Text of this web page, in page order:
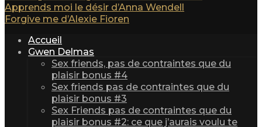
Apprends moi le désir d’Anna Wendell
Forgive me d’Alexie Fioren
Accueil
Gwen Delmas
Sex friends, pas de contraintes que du
plaisir bonus #4
Sex friends pas de contraintes que du
plaisir bonus #3
Sex Friends pas de contraintes que du
plaisir bonus #2: ce que j’aurais voulu te